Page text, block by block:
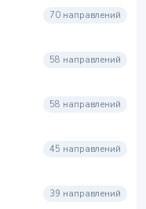
70 направлений
58 направлений
58 направлений
45 направлений
39 направлений